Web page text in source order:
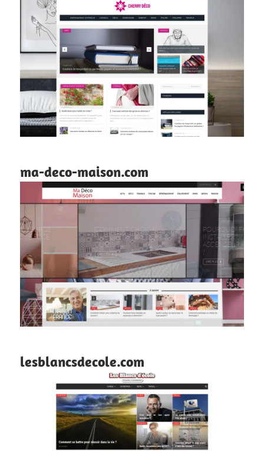
ma-deco-maison.com
lesblancsdecole.com